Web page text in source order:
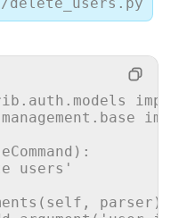
import
):
users'
( self, parser ):